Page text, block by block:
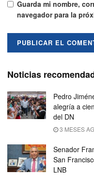
Guarda mi nombre,
navegador para la
Noticias
Pedro
alegría a
del DN
3 MESES
Senador
San
LNB